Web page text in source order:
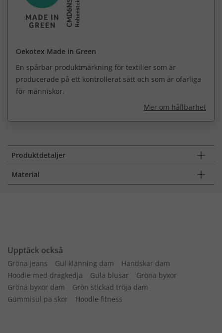
Oekotex Made in Green
En spårbar produktmärkning för textilier som är
producerade på ett kontrollerat sätt och som är ofarliga
för människor.
Mer om hållbarhet
Produktdetaljer
Material
Upptäck också
Gröna jeans Gul klänning dam
Handskar dam
Hoodie med dragkedja
Gula blusar
Gröna byxor
Gröna byxor dam
Grön stickad tröja dam
Gummisul pa skor
Hoodie fitness